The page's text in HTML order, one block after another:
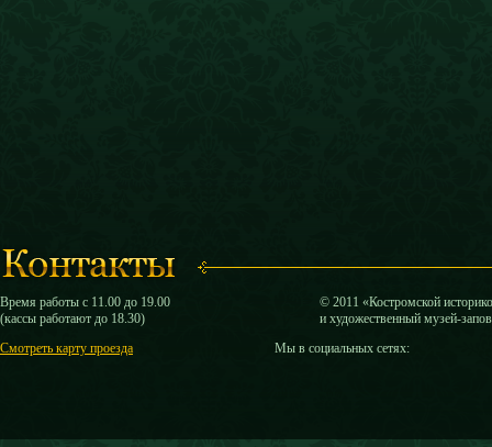
Время работы с 11.00 до 19.00
(кассы работают до 18.30)
Смотреть карту проезда
© 2011 «Костромской
и художественный музей-
Мы в социальных сетях: